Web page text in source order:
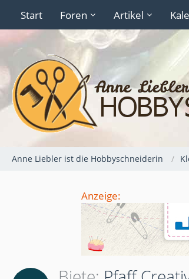
Start Foren Artikel
Anne Liebler ist die Hobbyschneiderin
Anzeige: